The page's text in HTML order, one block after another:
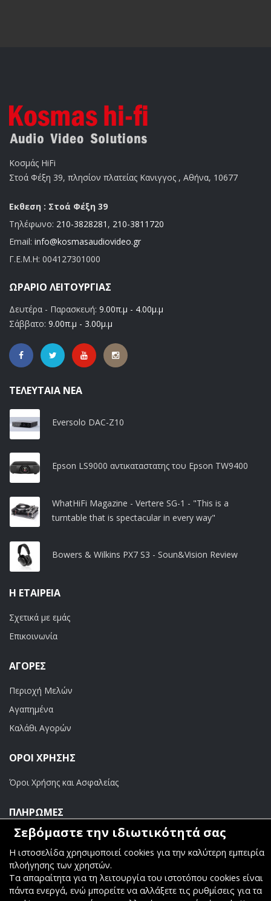
Κοσμάς HiFi
Στοά Φέξη 39, πλησίον πλατείας Κανιγγος , Αθήνα, 10677
Εκθεση : Στοά Φέξη 39
Τηλέφωνο: 210-3828281 , 210-3811720
Email: info@kosmasaudiovideo.gr
Γ.Ε.Μ.Η: 004127301000
ΩΡΆΡΙΟ ΛΕΙΤΟΥΡΓΊΑΣ
Δευτέρα - Παρασκευή: 9.00π.μ - 4.00μ.μ
Σάββατο: 9.00π.μ - 3.00μ.μ
ΤΕΛΕΥΤΑΊΑ ΝΈΑ
Eversolo DAC-Z10
Epson LS9000 αντικαταστατης του Epson TW9400
WhatHiFi Magazine - Vertere SG-1 - "This is a
turntable that is spectacular in every way"
Bowers & Wilkins PX7 S3 - Soun&Vision Review
Η ΕΤΑΙΡΕΊΑ
Σχετικά με εμάς
Επικοινωνία
ΑΓΟΡΈΣ
Περιοχή Μελών
Αγαπημένα
Καλάθι Αγορών
ΟΡΟΙ ΧΡΗΣΗΣ
Όροι Χρήσης και Ασφαλείας
ΠΛΗΡΩΜΕΣ
Τραπεζικοί Λογαριασμοί
Σεβόμαστε την ιδιωτικότητά σας
Η ιστοσελίδα χρησιμοποιεί cookies για την καλύτερη εμπειρία
πλοήγησης των χρηστών.
Τα απαραίτητα για τη λειτουργία του ιστοτόπου cookies είναι
πάντα ενεργά, ενώ μπορείτε να αλλάξετε τις ρυθμίσεις για τα